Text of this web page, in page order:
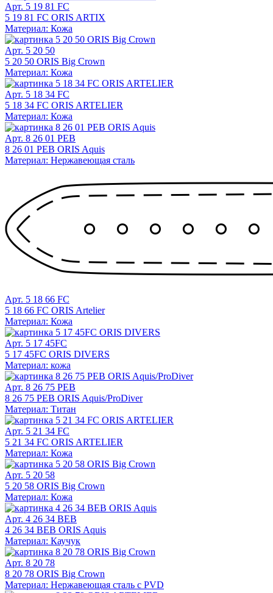
Арт. 5 19 81 FC
5 19 81 FC ORIS ARTIX
Материал: Кожа
Арт. 5 20 50
5 20 50 ORIS Big Crown
Материал: Кожа
Арт. 5 18 34 FC
5 18 34 FC ORIS ARTELIER
Материал: Кожа
Арт. 8 26 01 PEB
8 26 01 PEB ORIS Aquis
Материал: Нержавеющая сталь
Арт. 5 18 66 FC
5 18 66 FC ORIS Artelier
Материал: Кожа
Арт. 5 17 45FC
5 17 45FC ORIS DIVERS
Материал: кожа
Арт. 8 26 75 PEB
8 26 75 PEB ORIS Aquis/ProDiver
Материал: Титан
Арт. 5 21 34 FC
5 21 34 FC ORIS ARTELIER
Материал: Кожа
Арт. 5 20 58
5 20 58 ORIS Big Crown
Материал: Кожа
Арт. 4 26 34 BEB
4 26 34 BEB ORIS Aquis
Материал: Каучук
Арт. 8 20 78
8 20 78 ORIS Big Crown
Материал: Нержавеющая сталь с PVD